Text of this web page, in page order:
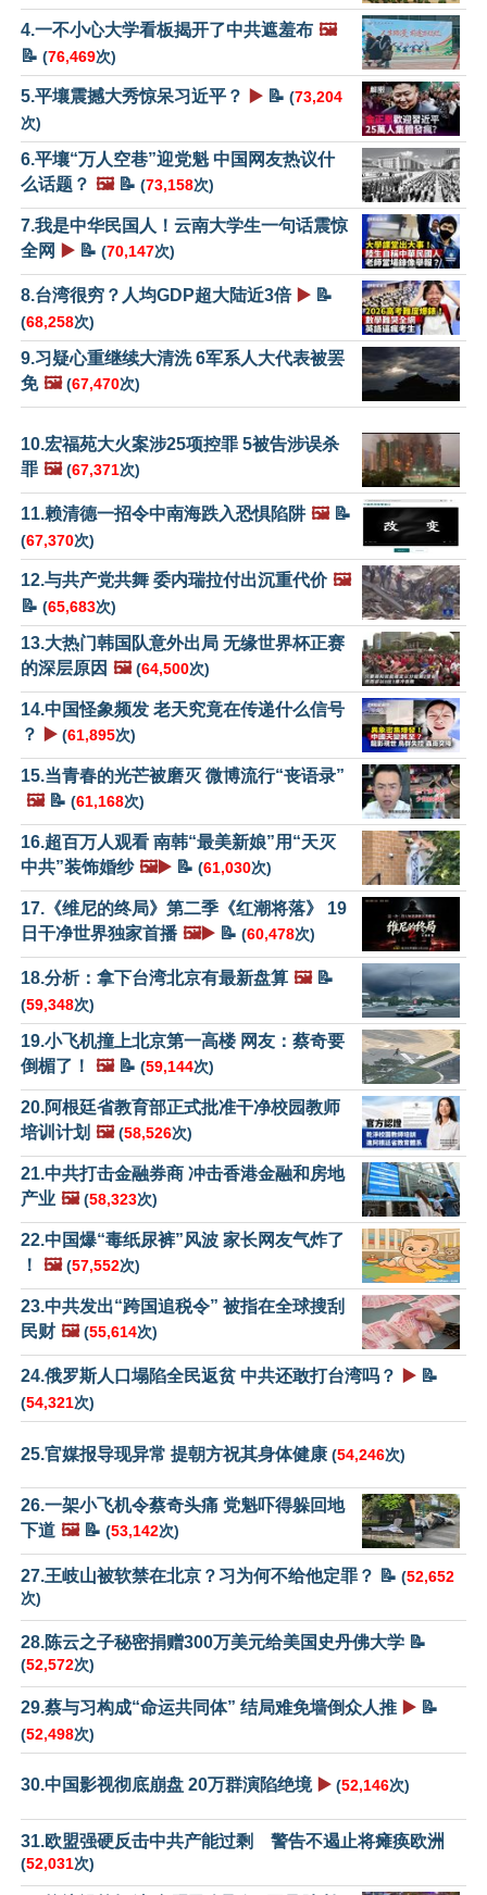
4.一不小心大学看板揭开了中共遮羞布 🖼️
📝 (76,469次)
5.平壤震撼大秀惊呆习近平？ ▶️ 📝 (73,204
次)
6.平壤“万人空巷”迎党魁 中国网友热议什
么话题？ 🖼️📝 (73,158次)
7.我是中华民国人！云南大学生一句话震惊
全网
▶️ 📝 (70,147次)
8.台湾很穷？人均GDP超大陆近3倍 ▶️ 📝
(68,258次)
9.习疑心重继续大清洗 6军系人大代表被罢
免 🖼️ (67,470次)
10.宏福苑大火案涉25项控罪 5被告涉误杀
罪 🖼️ (67,371次)
11.赖清德一招令中南海跌入恐惧陷阱 🖼️📝
(67,370次)
12.与共产党共舞 委内瑞拉付出沉重代价 🖼️
📝 (65,683次)
13.大热门韩国队意外出局 无缘世界杯正赛
的深层原因 🖼️ (64,500次)
14.中国怪象频发 老天究竟在传递什么信号
？
▶️ (61,895次)
15.当青春的光芒被磨灭 微博流行“丧语录”
🖼️📝 (61,168次)
16.超百万人观看 南韩“最美新娘”用“天灭
中共”装饰婚纱 🖼️▶️ 📝 (61,030次)
17.《维尼的终局》第二季《红潮将落》 19
日干净世界独家首播 🖼️▶️ 📝 (60,478次)
18.分析：拿下台湾北京有最新盘算 🖼️📝
(59,348次)
19.小飞机撞上北京第一高楼 网友：蔡奇要
倒楣了！
🖼️📝 (59,144次)
20.阿根廷省教育部正式批准干净校园教师
培训计划 🖼️ (58,526次)
21.中共打击金融券商 冲击香港金融和房地
产业 🖼️ (58,323次)
22.中国爆“毒纸尿裤”风波 家长网友气炸了
！
🖼️ (57,552次)
23.中共发出“跨国追税令” 被指在全球搜刮
民财 🖼️ (55,614次)
24.俄罗斯人口塌陷全民返贫 中共还敢打台湾吗？ ▶️ 📝
(54,321次)
25.官媒报导现异常 提朝方祝其身体健康 (54,246次)
26.一架小飞机令蔡奇头痛 党魁吓得躲回地
下道 🖼️📝 (53,142次)
27.王岐山被软禁在北京？习为何不给他定罪？ 📝 (52,652
次)
28.陈云之子秘密捐赠300万美元给美国史丹佛大学 📝
(52,572次)
29.蔡与习构成“命运共同体” 结局难免墙倒众人推 ▶️ 📝
(52,498次)
30.中国影视彻底崩盘 20万群演陷绝境 ▶️ (52,146次)
31.欧盟强硬反击中共产能过剩 警告不遏止将瘫痪欧洲
(52,031次)